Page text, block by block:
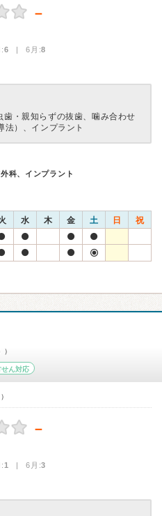
－
6 | 6月:8
歯・親知らずの抜歯、噛み合わせ
法）、インプラント
科、インプラント
水 木 金 土 日 祝
せん対応
－
1 | 6月:3